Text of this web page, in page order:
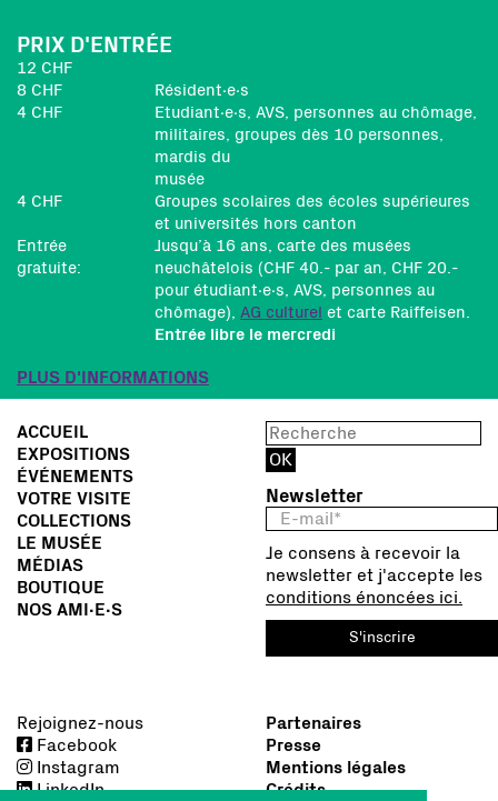
PRIX D'ENTRÉE
12 CHF
8 CHF
Résident∙e∙s
4 CHF
Etudiant∙e∙s, AVS, personnes au chômage,
militaires, groupes dès 10 personnes,
mardis du
musée
4 CHF
Groupes scolaires des écoles supérieures
et universités hors canton
Entrée
gratuite:
Jusqu’à 16 ans, carte des musées
neuchâtelois (CHF 40.- par an, CHF 20.-
pour étudiant∙e∙s, AVS, personnes au
chômage), AG culturel et carte Raiffeisen.
Entrée libre le mercredi
PLUS D'INFORMATIONS
ACCUEIL
EXPOSITIONS
ÉVÉNEMENTS
VOTRE VISITE
COLLECTIONS
LE MUSÉE
MÉDIAS
BOUTIQUE
NOS AMI∙E∙S
Rejoignez-nous
Facebook
Instagram
LinkedIn
Newsletter
Je consens à recevoir la
newsletter et j'accepte les
conditions énoncées ici.
S'inscrire
Partenaires
Presse
Mentions légales
Crédits